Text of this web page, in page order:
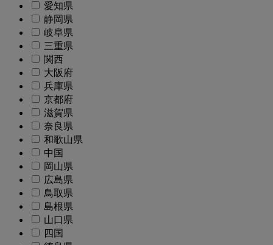
愛知県
静岡県
岐阜県
三重県
関西
大阪府
兵庫県
京都府
滋賀県
奈良県
和歌山県
中国
岡山県
広島県
鳥取県
島根県
山口県
四国